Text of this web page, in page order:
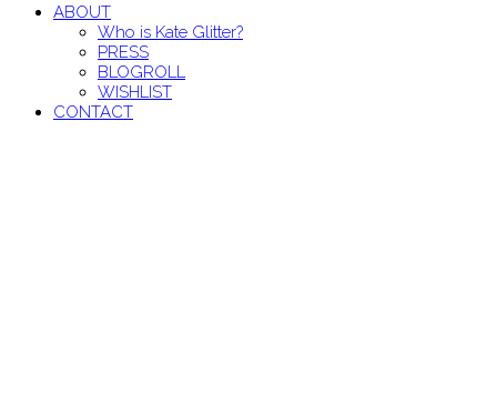
ABOUT
Who is Kate Glitter?
PRESS
BLOGROLL
WISHLIST
CONTACT